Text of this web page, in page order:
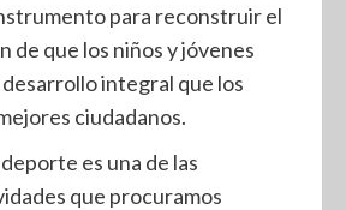
para reconstruir el
de que los niños y jóvenes
integral que los
ciudadanos.
es una de las
que procuramos